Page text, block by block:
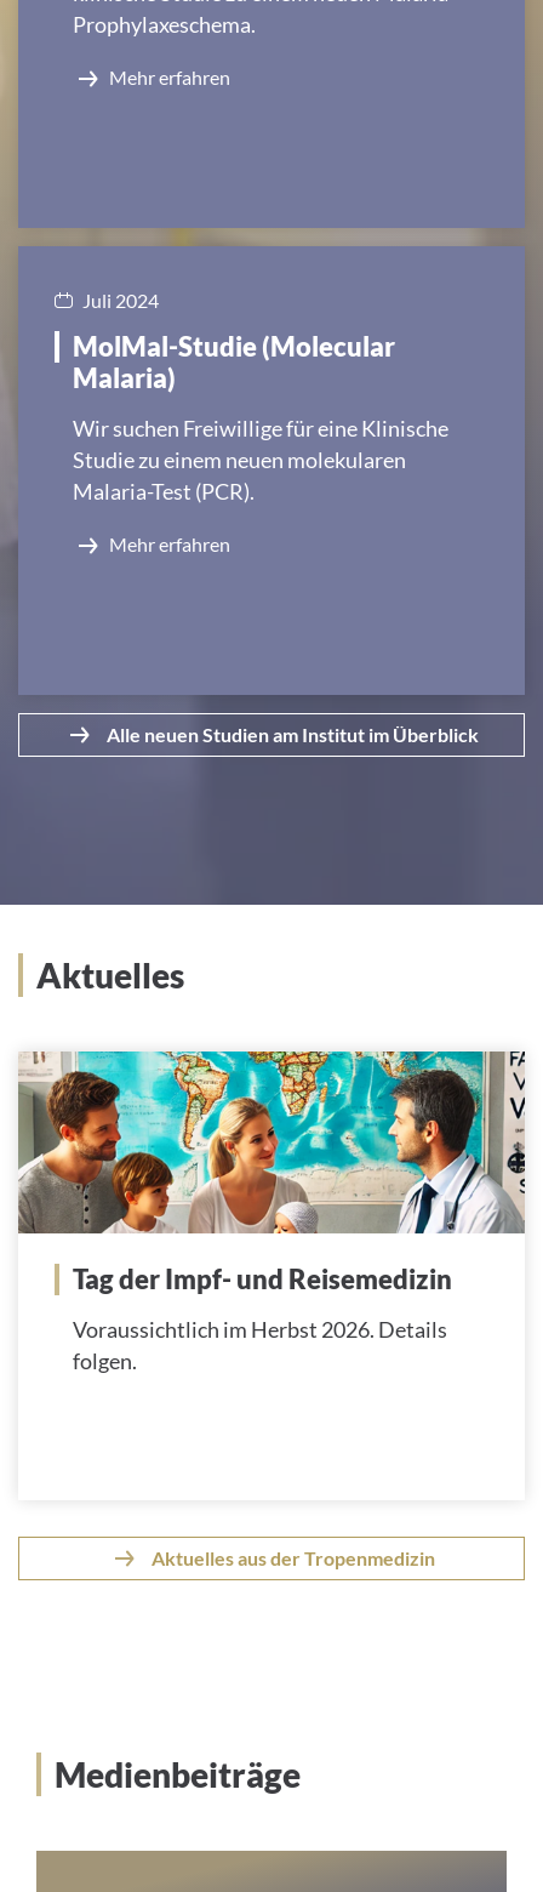
Prophylaxeschema.
Mehr erfahren
Juli 2024
MolMal-Studie (Molecular
Malaria)
Wir suchen Freiwillige für eine Klinische
Studie zu einem neuen molekularen
Malaria-Test (PCR).
Mehr erfahren
Alle neuen Studien am Institut im Überblick
Aktuelles
Tag der Impf- und Reisemedizin
Voraussichtlich im Herbst 2026. Details
folgen.
Aktuelles aus der Tropenmedizin
Medienbeiträge